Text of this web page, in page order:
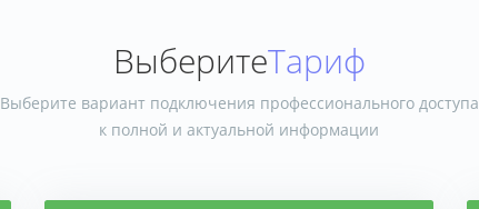
ВыберитеТариф
Выберите вариант подключения профессионального доступа
к полной и актуальной информации